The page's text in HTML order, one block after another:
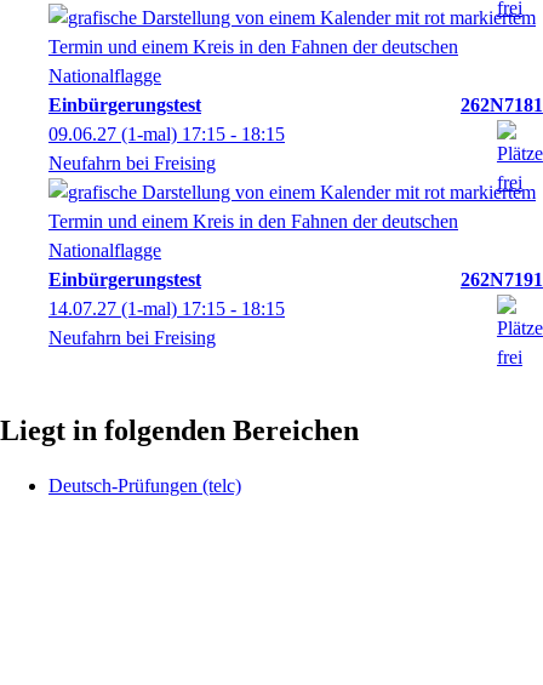
Einbürgerungstest
262N7181
09.06.27 (1-mal) 17:15 - 18:15
Neufahrn bei Freising
Einbürgerungstest
262N7191
14.07.27 (1-mal) 17:15 - 18:15
Neufahrn bei Freising
Liegt in folgenden Bereichen
Deutsch-Prüfungen (telc)